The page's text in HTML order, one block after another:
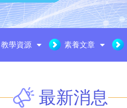
教學資源 素養文章
最新消息